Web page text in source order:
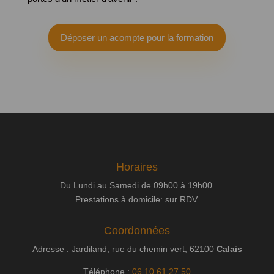
Déposer un acompte pour la formation
Horaires
Du Lundi au Samedi de 09h00 à 19h00.
Prestations à domicile: sur RDV.
Coordonnées
Adresse : Jardiland, rue du chemin vert, 62100 Calais
Téléphone : 06 10 61 27 50